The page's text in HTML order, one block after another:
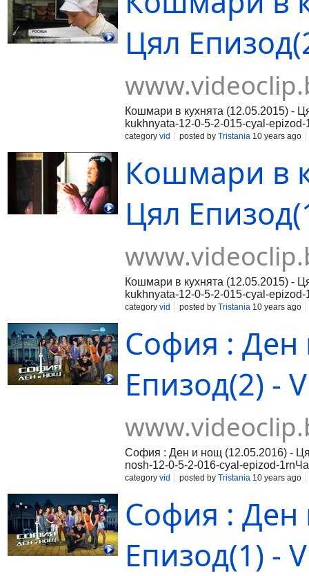
Цял
Кошмари в кухнята (12.05.2015) -
kukhnyata-12-0-5-2-015-cyal-
12-0-5-2-015-cyal-epizod-2rnЧаст
category vid posted by Tristania 10 years ago
Кошмари в
Цял
Кошмари в кухнята (12.05.2015) -
kukhnyata-12-0-5-2-015-cyal-
12-0-5-2-015-cyal-epizod-2rnЧаст
category vid posted by Tristania 10 years ago
София : Ден
Епизод(2) -
София : Ден и нощ (12.05.2016) -
nosh-12-0-5-2-016-cyal-epizod-
016-cyal-epizod-2rnЧаст 3:https://
category vid posted by Tristania 10 years ago
София : Ден
Епизод(1) -